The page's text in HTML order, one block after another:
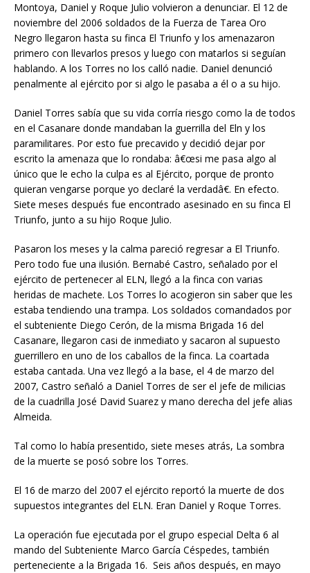
Montoya, Daniel y Roque Julio volvieron a denunciar. El 12 de
noviembre del 2006 soldados de la Fuerza de Tarea Oro
Negro llegaron hasta su finca El Triunfo y los amenazaron
primero con llevarlos presos y luego con matarlos si seguían
hablando. A los Torres no los calló nadie. Daniel denunció
penalmente al ejército por si algo le pasaba a él o a su hijo.
Daniel Torres sabía que su vida corría riesgo como la de todos
en el Casanare donde mandaban la guerrilla del Eln y los
paramilitares. Por esto fue precavido y decidió dejar por
escrito la amenaza que lo rondaba: â€œsi me pasa algo al
único que le echo la culpa es al Ejército, porque de pronto
quieran vengarse porque yo declaré la verdadâ€. En efecto.
Siete meses después fue encontrado asesinado en su finca El
Triunfo, junto a su hijo Roque Julio.
Pasaron los meses y la calma pareció regresar a El Triunfo.
Pero todo fue una ilusión. Bernabé Castro, señalado por el
ejército de pertenecer al ELN, llegó a la finca con varias
heridas de machete. Los Torres lo acogieron sin saber que les
estaba tendiendo una trampa. Los soldados comandados por
el subteniente Diego Cerón, de la misma Brigada 16 del
Casanare, llegaron casi de inmediato y sacaron al supuesto
guerrillero en uno de los caballos de la finca. La coartada
estaba cantada. Una vez llegó a la base, el 4 de marzo del
2007, Castro señaló a Daniel Torres de ser el jefe de milicias
de la cuadrilla José David Suarez y mano derecha del jefe alias
Almeida.
Tal como lo había presentido, siete meses atrás, La sombra
de la muerte se posó sobre los Torres.
El 16 de marzo del 2007 el ejército reportó la muerte de dos
supuestos integrantes del ELN. Eran Daniel y Roque Torres.
La operación fue ejecutada por el grupo especial Delta 6 al
mando del Subteniente Marco García Céspedes, también
perteneciente a la Brigada 16. Seis años después, en mayo